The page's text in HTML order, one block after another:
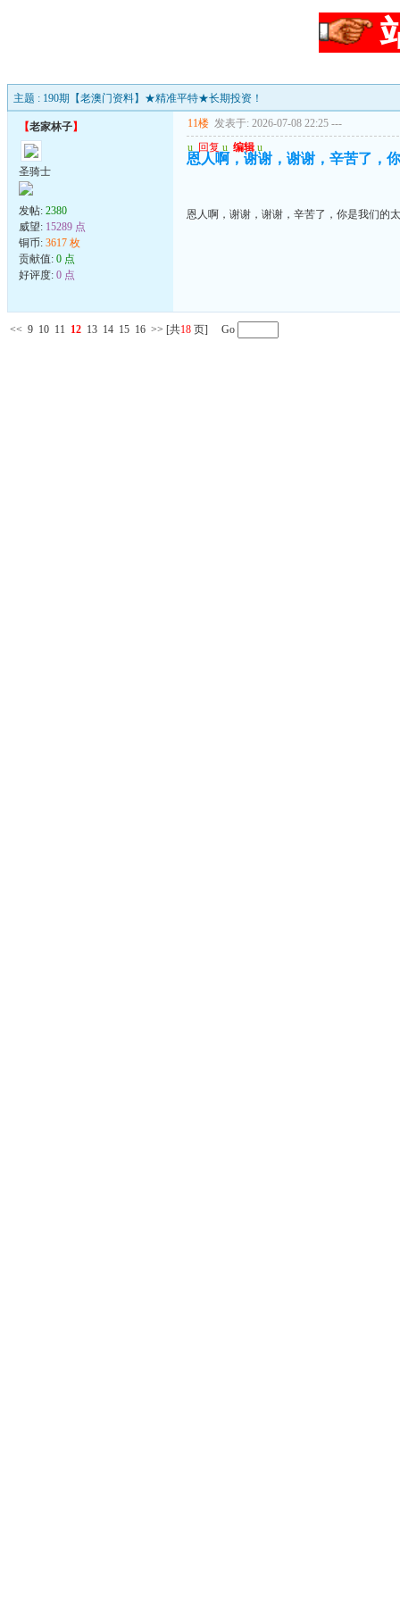
主题 : 190期【老澳门资料】★精准平特★长期投资！
【老家林子】
圣骑士
发帖: 2380
威望: 15289 点
铜币: 3617 枚
贡献值: 0 点
好评度: 0 点
11楼 发表于: 2026-07-08 22:25 ---
u 回复 u 编辑 u
恩人啊，谢谢，谢谢，辛苦了，
恩人啊，谢谢，谢谢，辛苦了，你是我们的
<< 9 10 11 12 13 14 15 16 >> [共18 页] Go